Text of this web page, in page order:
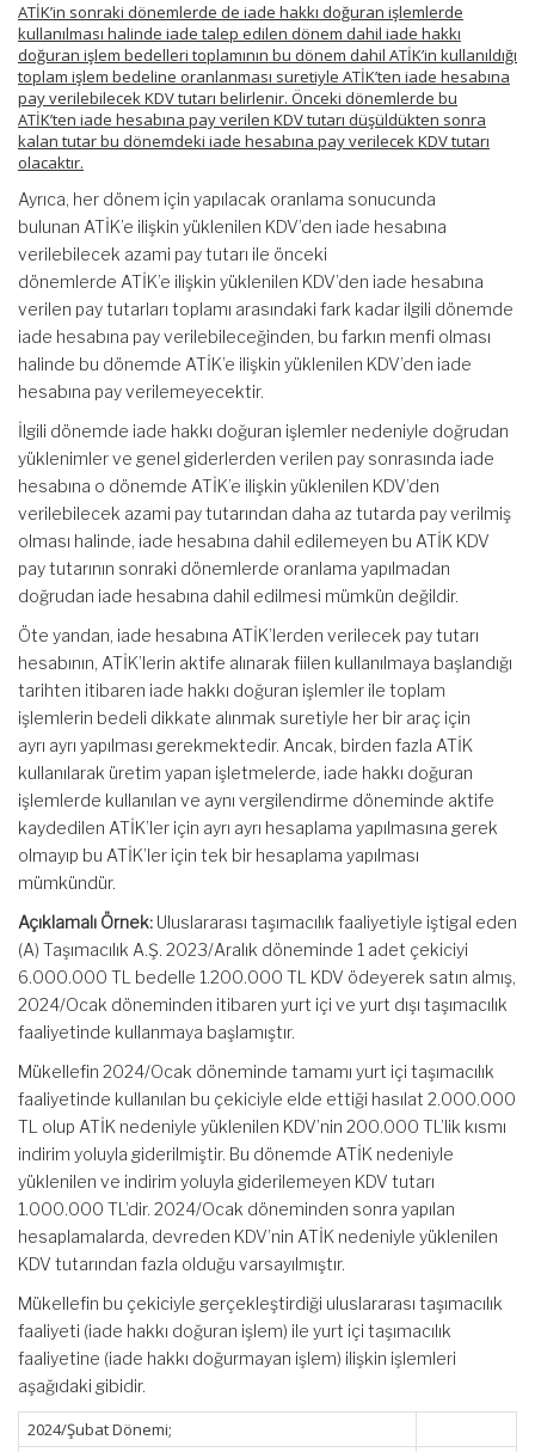
ATİK’in sonraki dönemlerde de iade hakkı doğuran işlemlerde
kullanılması halinde iade talep edilen dönem dahil iade hakkı
doğuran işlem bedelleri toplamının bu dönem dahil ATİK’in kullanıldığı
toplam işlem bedeline oranlanması suretiyle ATİK’ten iade hesabına
pay verilebilecek KDV tutarı belirlenir. Önceki dönemlerde bu
ATİK’ten iade hesabına pay verilen KDV tutarı düşüldükten sonra
kalan tutar bu dönemdeki iade hesabına pay verilecek KDV tutarı
olacaktır.
Ayrıca, her dönem için yapılacak oranlama sonucunda
bulunan ATİK’e ilişkin yüklenilen KDV’den iade hesabına
verilebilecek azami pay tutarı ile önceki
dönemlerde ATİK’e ilişkin yüklenilen KDV’den iade hesabına
verilen pay tutarları toplamı arasındaki fark kadar ilgili dönemde
iade hesabına pay verilebileceğinden, bu farkın menfi olması
halinde bu dönemde ATİK’e ilişkin yüklenilen KDV’den iade
hesabına pay verilemeyecektir.
İlgili dönemde iade hakkı doğuran işlemler nedeniyle doğrudan
yüklenimler ve genel giderlerden verilen pay sonrasında iade
hesabına o dönemde ATİK’e ilişkin yüklenilen KDV’den
verilebilecek azami pay tutarından daha az tutarda pay verilmiş
olması halinde, iade hesabına dahil edilemeyen bu ATİK KDV
pay tutarının sonraki dönemlerde oranlama yapılmadan
doğrudan iade hesabına dahil edilmesi mümkün değildir.
Öte yandan, iade hesabına ATİK’lerden verilecek pay tutarı
hesabının, ATİK’lerin aktife alınarak fiilen kullanılmaya başlandığı
tarihten itibaren iade hakkı doğuran işlemler ile toplam
işlemlerin bedeli dikkate alınmak suretiyle her bir araç için
ayrı ayrı yapılması gerekmektedir. Ancak, birden fazla ATİK
kullanılarak üretim yapan işletmelerde, iade hakkı doğuran
işlemlerde kullanılan ve aynı vergilendirme döneminde aktife
kaydedilen ATİK’ler için ayrı ayrı hesaplama yapılmasına gerek
olmayıp bu ATİK’ler için tek bir hesaplama yapılması
mümkündür.
Açıklamalı Örnek: Uluslararası taşımacılık faaliyetiyle iştigal eden
(A) Taşımacılık A.Ş. 2023/Aralık döneminde 1 adet çekiciyi
6.000.000 TL bedelle 1.200.000 TL KDV ödeyerek satın almış,
2024/Ocak döneminden itibaren yurt içi ve yurt dışı taşımacılık
faaliyetinde kullanmaya başlamıştır.
Mükellefin 2024/Ocak döneminde tamamı yurt içi taşımacılık
faaliyetinde kullanılan bu çekiciyle elde ettiği hasılat 2.000.000
TL olup ATİK nedeniyle yüklenilen KDV’nin 200.000 TL’lik kısmı
indirim yoluyla giderilmiştir. Bu dönemde ATİK nedeniyle
yüklenilen ve indirim yoluyla giderilemeyen KDV tutarı
1.000.000 TL’dir. 2024/Ocak döneminden sonra yapılan
hesaplamalarda, devreden KDV’nin ATİK nedeniyle yüklenilen
KDV tutarından fazla olduğu varsayılmıştır.
Mükellefin bu çekiciyle gerçekleştirdiği uluslararası taşımacılık
faaliyeti (iade hakkı doğuran işlem) ile yurt içi taşımacılık
faaliyetine (iade hakkı doğurmayan işlem) ilişkin işlemleri
aşağıdaki gibidir.
2024/Şubat Dönemi;